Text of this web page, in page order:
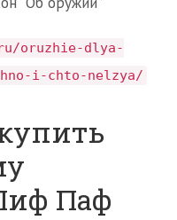
oruzhie-dlya-
i-chto-nelzya/
Паф